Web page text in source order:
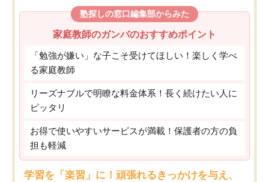
塾探しの窓口編集部からみた
家庭教師のガンバのおすすめポイント
「勉強が嫌い」な子こそ受けてほしい！楽しく学べ
る家庭教師
リーズナブルで明瞭な料金体系！長く続けたい人に
ピッタリ
お得で使いやすいサービスが満載！保護者の方の負
担も軽減
学習を「楽習」に！頑張れるきっかけを与え、